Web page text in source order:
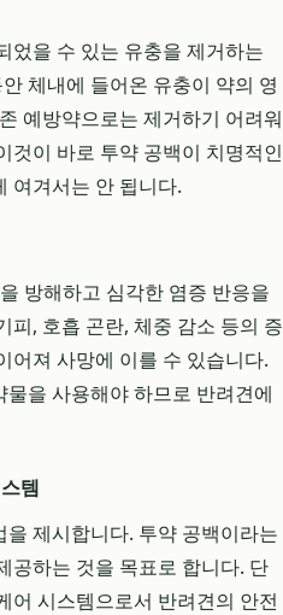
었을 수 있는 유충을 제거하는
체내에 들어온 유충이 약의 영
예방약으로는 제거하기 어려워
것이 바로 투약 공백이 치명적인
여겨서는 안 됩니다.
방해하고 심각한 염증 반응을
피, 호흡 곤란, 체중 감소 등의 증
어져 사망에 이를 수 있습니다.
을 사용해야 하므로 반려견에
템
제시합니다. 투약 공백이라는
공하는 것을 목표로 합니다. 단
어 시스템으로서 반려견의 안전